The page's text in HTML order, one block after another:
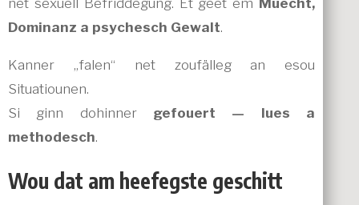
net sexuell Befriddegung. Et geet ëm Muecht,
Dominanz a psychesch Gewalt.
Kanner „falen“ net zoufälleg an esou
Situatiounen.
Si ginn dohinner gefouert — lues a
methodesch.
Wou dat am heefegste geschitt